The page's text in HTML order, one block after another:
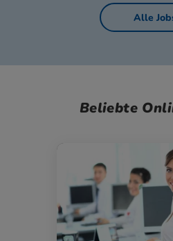
Alle
Beliebte